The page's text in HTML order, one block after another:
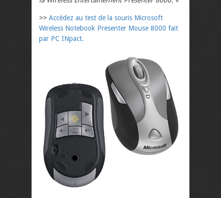
>> Accédez au test de la souris Microsoft
Wireless Notebook Presenter Mouse 8000 fait
par PC INpact.